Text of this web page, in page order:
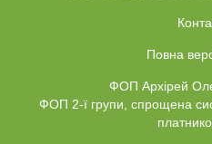
Повна
ФОП Архірей
ФОП 2-ї групи, спрощена